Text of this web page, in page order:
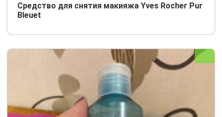
Средство для снятия макияжа Yves Rocher Pur
Bleuet